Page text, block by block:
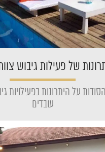
של פעילות גיבוש
על היתרונות בפעילויות
עובדים